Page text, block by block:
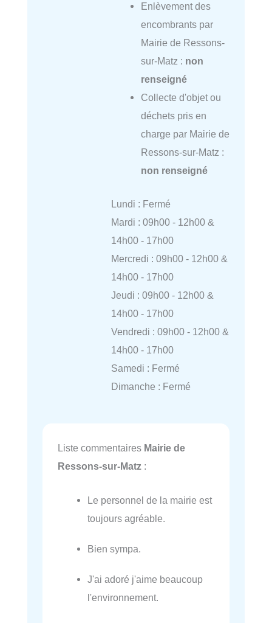
Enlèvement des
encombrants par
Mairie de Ressons-
sur-Matz : non
renseigné
Collecte d'objet ou
déchets pris en
charge par Mairie de
Ressons-sur-Matz :
non renseigné
Lundi : Fermé
Mardi : 09h00 - 12h00 &
14h00 - 17h00
Mercredi : 09h00 - 12h00 &
14h00 - 17h00
Jeudi : 09h00 - 12h00 &
14h00 - 17h00
Vendredi : 09h00 - 12h00 &
14h00 - 17h00
Samedi : Fermé
Dimanche : Fermé
Liste commentaires Mairie de
Ressons-sur-Matz :
Le personnel de la mairie est
toujours agréable.
Bien sympa.
J'ai adoré j'aime beaucoup
l'environnement.